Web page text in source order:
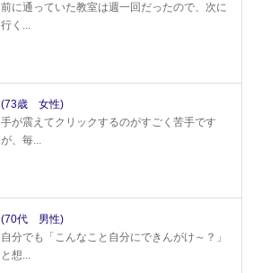
前に通っていた教室は週一回だったので、次に
行く...
(73歳 女性)
手が震えてクリックするのがすごく苦手です
が、毎...
(70代 男性)
自分でも「こんなこと自分にできんがけ～？」
と想...